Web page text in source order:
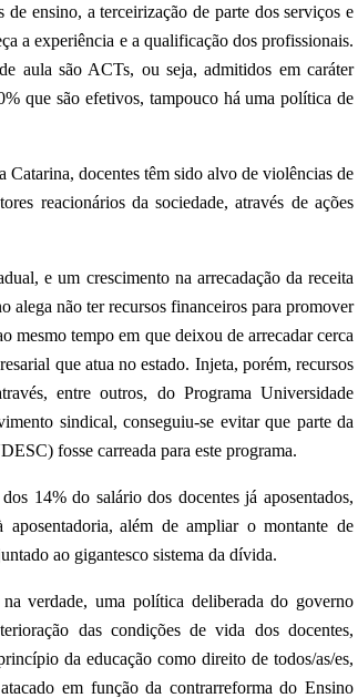
de ensino, a terceirização de parte dos serviços e
a experiência e a qualificação dos profissionais.
aula são ACTs, ou seja, admitidos em caráter
que são efetivos, tampouco há uma política de
Catarina, docentes têm sido alvo de violências de
reacionários da sociedade, através de ações
e um crescimento na arrecadação da receita
alega não ter recursos financeiros para promover
mesmo tempo em que deixou de arrecadar cerca
que atua no estado. Injeta, porém, recursos
entre outros, do Programa Universidade
sindical, conseguiu-se evitar que parte da
fosse carreada para este programa.
14% do salário dos docentes já aposentados,
além de ampliar o montante de
ao gigantesco sistema da dívida.
verdade, uma política deliberada do governo
das condições de vida dos docentes,
da educação como direito de todos/as/es,
em função da contrarreforma do Ensino